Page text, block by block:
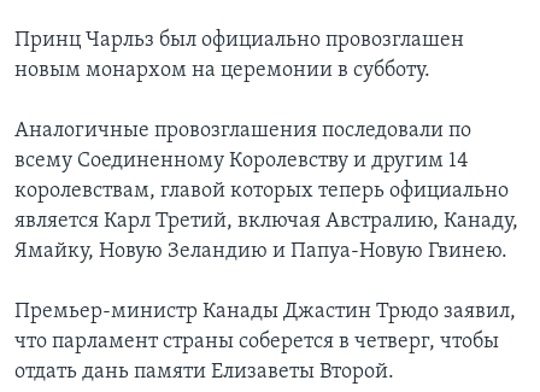
Принц Чарльз был официально провозглашен
новым монархом на церемонии в субботу.
Аналогичные провозглашения последовали по
всему Соединенному Королевству и другим 14
королевствам, главой которых теперь официально
является Карл Третий, включая Австралию, Канаду,
Ямайку, Новую Зеландию и Папуа-Новую Гвинею.
Премьер-министр Канады Джастин Трюдо заявил,
что парламент страны соберется в четверг, чтобы
отдать дань памяти Елизаветы Второй.